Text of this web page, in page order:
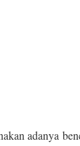
adanya